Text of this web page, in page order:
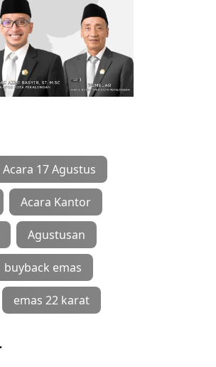
Acara 17 Agustus
Acara Kantor
Agustusan
buyback emas
emas 22 karat